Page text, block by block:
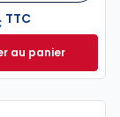
comptables
TTC
au panier
Mémento